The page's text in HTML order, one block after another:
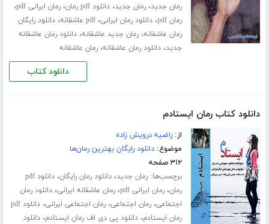
رمان جدید،رمان جدید،دانلود pdf رمان ،رمان ایرانی pdf ،
رمان pdf ،دانلود رمان ایرانی،pdf عاشقانه ،دانلود رایگان
رمان عاشقانه،رمان جدید عاشقانه،دانلود رمان عاشقانه
جدید،دانلود رمان عاشقانه،رمان عاشقانه
دانلود کتاب
دانلود کتاب رمان ایستادم
از:راضیه درویش زاده
موضوع:دانلود رایگان بهترین رمان‌ها
۳۱۲ صفحه
برچسب‌ها:رمان جدید،دانلود رمان رایگان،
دانلود pdf
رمان،رمان ایرانی pdf ،رمان عاشقانه ایرانی،دانلود رمان
اجتماعی،رمان اجتماعی،رمان اجتماعی ایرانی،
دانلود pdf
رمان ایستادم،دانلود پی دی اف رمان ایستادم،دانلود